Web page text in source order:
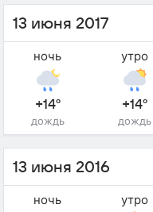
13 июня 2017
ночь
+14°
дождь
утро
+14°
дождь
13 июня 2016
ночь утро